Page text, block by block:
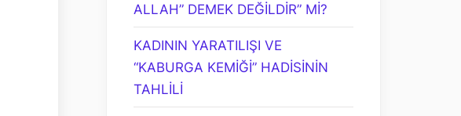
ALLAH” DEMEK DEĞİLDİR” Mİ?
KADININ YARATILIŞI VE
“KABURGA KEMİĞİ” HADİSİNİN
TAHLİLİ